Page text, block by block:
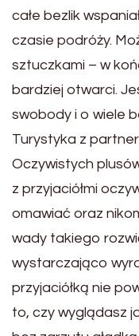
całe bezlik
czasie podróży.
sztuczkami – w
bardziej otwarci.
swobody i o wiele
Turystyka z
Oczywistych
z przyjaciółmi
omawiać oraz
wady takiego
wystarczająco
przyjaciółką nie
to, czy wyglądasz